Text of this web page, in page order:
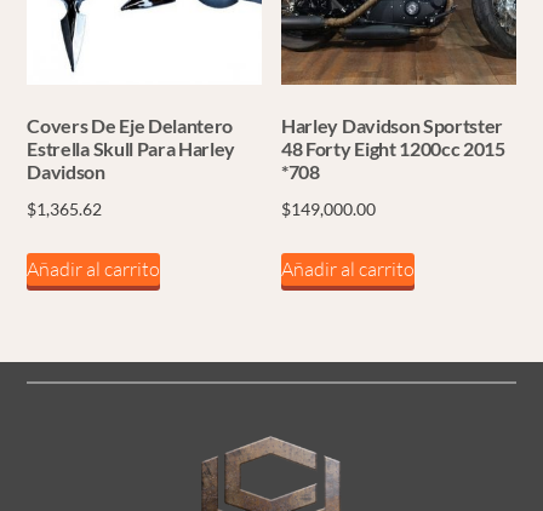
Covers De Eje Delantero
Estrella Skull Para Harley
Davidson
$1,365.62
Añadir al carrito
Harley Davidson Sportster
48 Forty Eight 1200cc 2015
*708
$149,000.00
Añadir al carrito